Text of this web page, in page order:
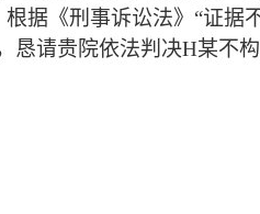
据《刑事诉讼法》 “证据
恳请贵院依法判决H某不